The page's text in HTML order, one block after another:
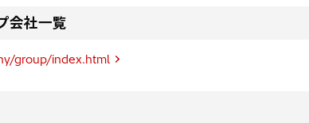
会社一覧
group/index.html